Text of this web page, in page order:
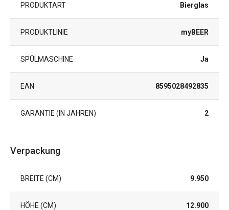
PRODUKTART Bierglas
PRODUKTLINIE myBEER
SPÜLMASCHINE Ja
EAN 8595028492835
GARANTIE (IN JAHREN) 2
Verpackung
BREITE (CM) 9.950
HÖHE (CM) 12.900